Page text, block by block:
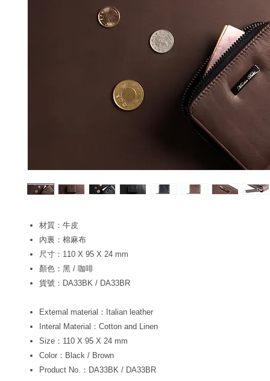
材質：牛皮
內裏：棉麻布
尺寸：110 X 95 X 24 mm
顏色：黑 / 咖啡
貨號：DA33BK / DA33BR
Extemal material：Italian leather
Interal Material：Cotton and Linen
Size：110 X 95 X 24 mm
Color：Black / Brown
Product No.：DA33BK / DA33BR